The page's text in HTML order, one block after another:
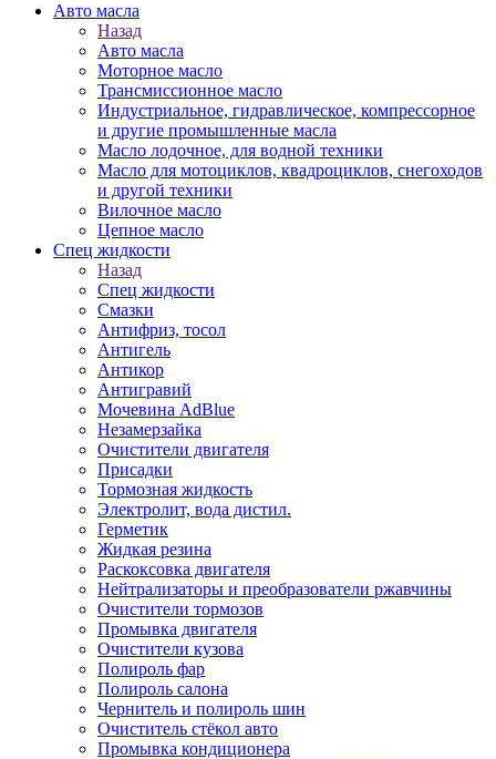
Авто масла
Назад
Авто масла
Моторное масло
Трансмиссионное масло
Индустриальное, гидравлическое, компрессорное
и другие промышленные масла
Масло лодочное, для водной техники
Масло для мотоциклов, квадроциклов, снегоходов
и другой техники
Вилочное масло
Цепное масло
Спец жидкости
Назад
Спец жидкости
Смазки
Антифриз, тосол
Антигель
Антикор
Антигравий
Мочевина AdBlue
Незамерзайка
Очистители двигателя
Присадки
Тормозная жидкость
Электролит, вода дистил.
Герметик
Жидкая резина
Раскоксовка двигателя
Нейтрализаторы и преобразователи ржавчины
Очистители тормозов
Промывка двигателя
Очистители кузова
Полироль фар
Полироль салона
Чернитель и полироль шин
Очиститель стёкол авто
Промывка кондиционера